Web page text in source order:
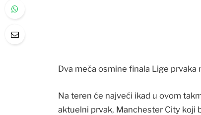
Dva meča osmine finala Lige
Na teren će najveći ikad u ovom
aktuelni prvak, Manchester City koji